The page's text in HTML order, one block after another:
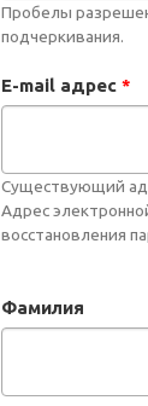
Пробелы
подчеркивания.
E-mail адрес *
Существующий
Адрес
восстановления
Фамилия